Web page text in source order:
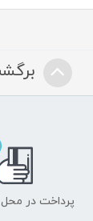
پرداخت در